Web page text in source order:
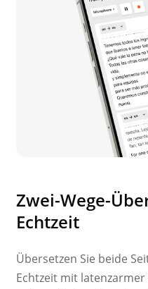
Zwei-Wege-
Echtzeit
Übersetzen Sie beide
Echtzeit mit